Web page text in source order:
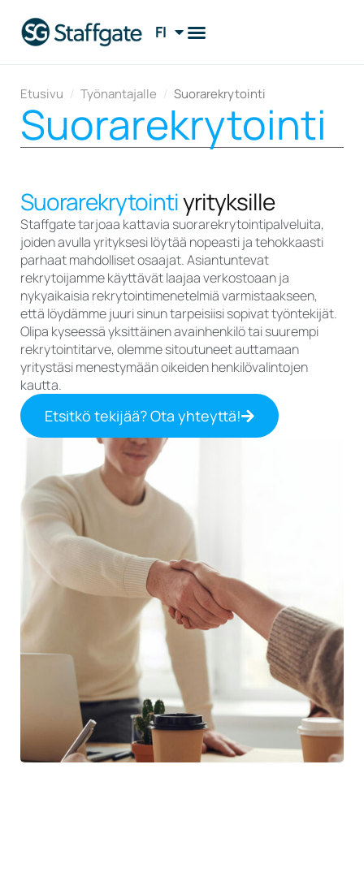
FI
EN
Etusivu / Työnantajalle / Suorarekrytointi
Suorarekrytointi
Suorarekrytointiyrityksille
Staffgate tarjoaa kattavia suorarekrytointipalveluita,
joiden avulla yrityksesi löytää nopeasti ja tehokkaasti
parhaat mahdolliset osaajat. Asiantuntevat
rekrytoijamme käyttävät laajaa verkostoaan ja
nykyaikaisia rekrytointimenetelmiä varmistaakseen,
että löydämme juuri sinun tarpeisiisi sopivat työntekijät.
Olipa kyseessä yksittäinen avainhenkilö tai suurempi
rekrytointitarve, olemme sitoutuneet auttamaan
yritystäsi menestymään oikeiden henkilövalintojen
kautta.
Etsitkö tekijää? Ota yhteyttä!